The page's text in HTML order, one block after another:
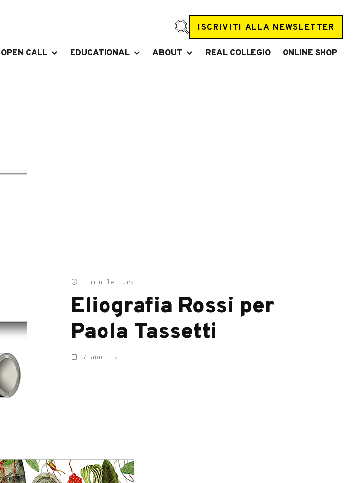
ISCRIVITI ALLA NEWSLETTER
OPEN CALL EDUCATIONAL ABOUT REAL COLLEGIO ONLINE SHOP
1 min lettura
Eliografia Rossi per
Paola Tassetti
7 anni fa